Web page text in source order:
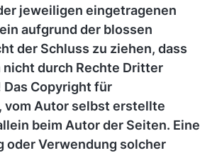
jeweiligen eingetragenen
aufgrund der blossen
der Schluss zu ziehen, dass
nicht durch Rechte Dritter
Copyright für
Autor selbst erstellte
beim Autor der Seiten. Eine
oder Verwendung solcher